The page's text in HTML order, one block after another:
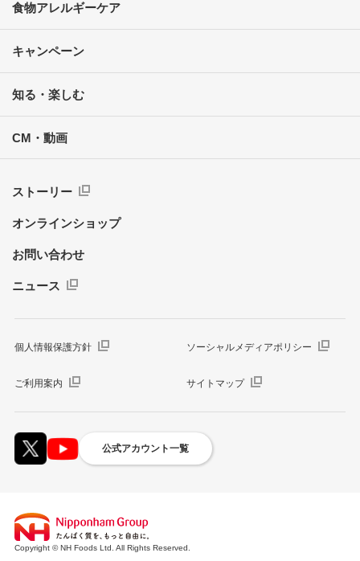
食物アレルギーケア
キャンペーン
知る・楽しむ
CM・動画
ストーリー
オンラインショップ
お問い合わせ
ニュース
個人情報保護方針 ソーシャルメディアポリシー
ご利用案内 サイトマップ
公式アカウント一覧
Copyright © NH Foods Ltd. All Rights Reserved.